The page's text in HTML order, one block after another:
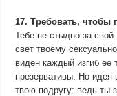
17. Требовать, чтобы
Тебе не стыдно за свой
свет твоему
виден каждый изгиб ее
презервативы. Но
твою подругу: ведь ты